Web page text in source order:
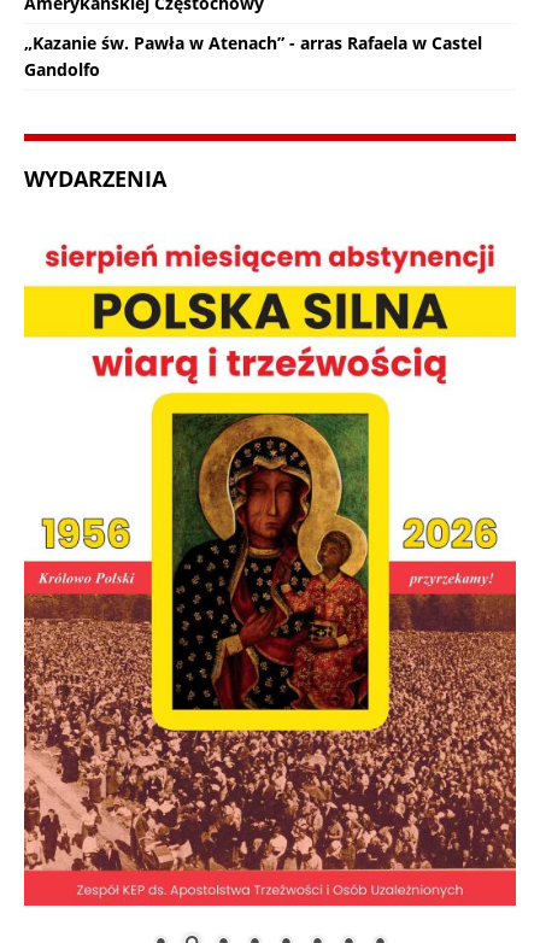
„Kazanie św. Pawła w Atenach” - arras Rafaela w Castel
Gandolfo
WYDARZENIA